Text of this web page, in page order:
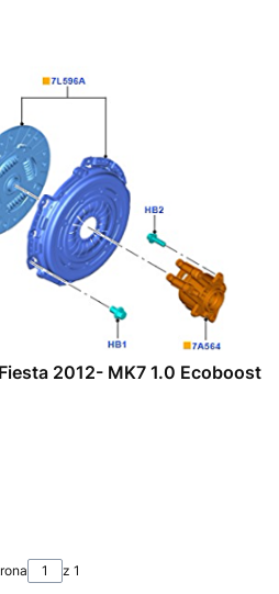
2012- MK7 1.0 Ecoboost
z 1